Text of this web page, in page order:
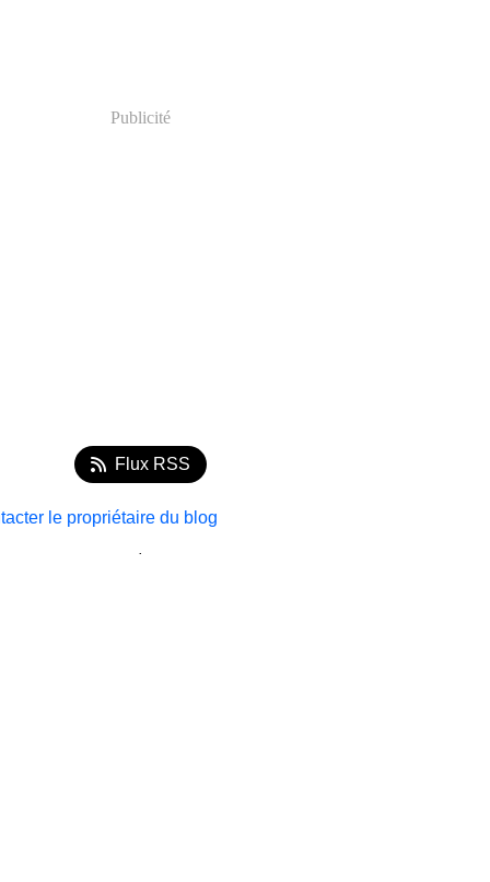
Publicité
Flux RSS
le propriétaire du blog
.